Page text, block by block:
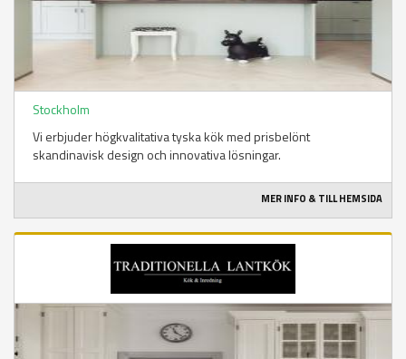
Stockholm
Vi erbjuder högkvalitativa tyska kök med prisbelönt
skandinavisk design och innovativa lösningar.
MER INFO & TILL HEMSIDA